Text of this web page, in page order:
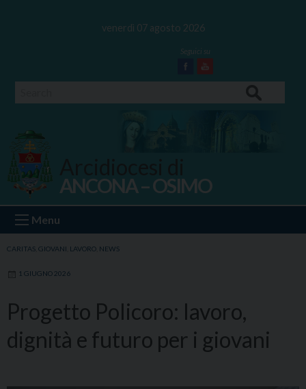
venerdì 07 agosto 2026
Facebook
Youtube
Ancona Osimo
ANCONA – OSIMO
Menu
CARITAS GIOVANI LAVORO NEWS
1 GIUGNO 2026
Progetto Policoro: lavoro,
dignità e futuro per i giovani